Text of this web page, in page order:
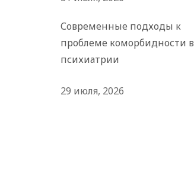
Современные подходы к
проблеме коморбидности в
психиатрии
29 июля, 2026